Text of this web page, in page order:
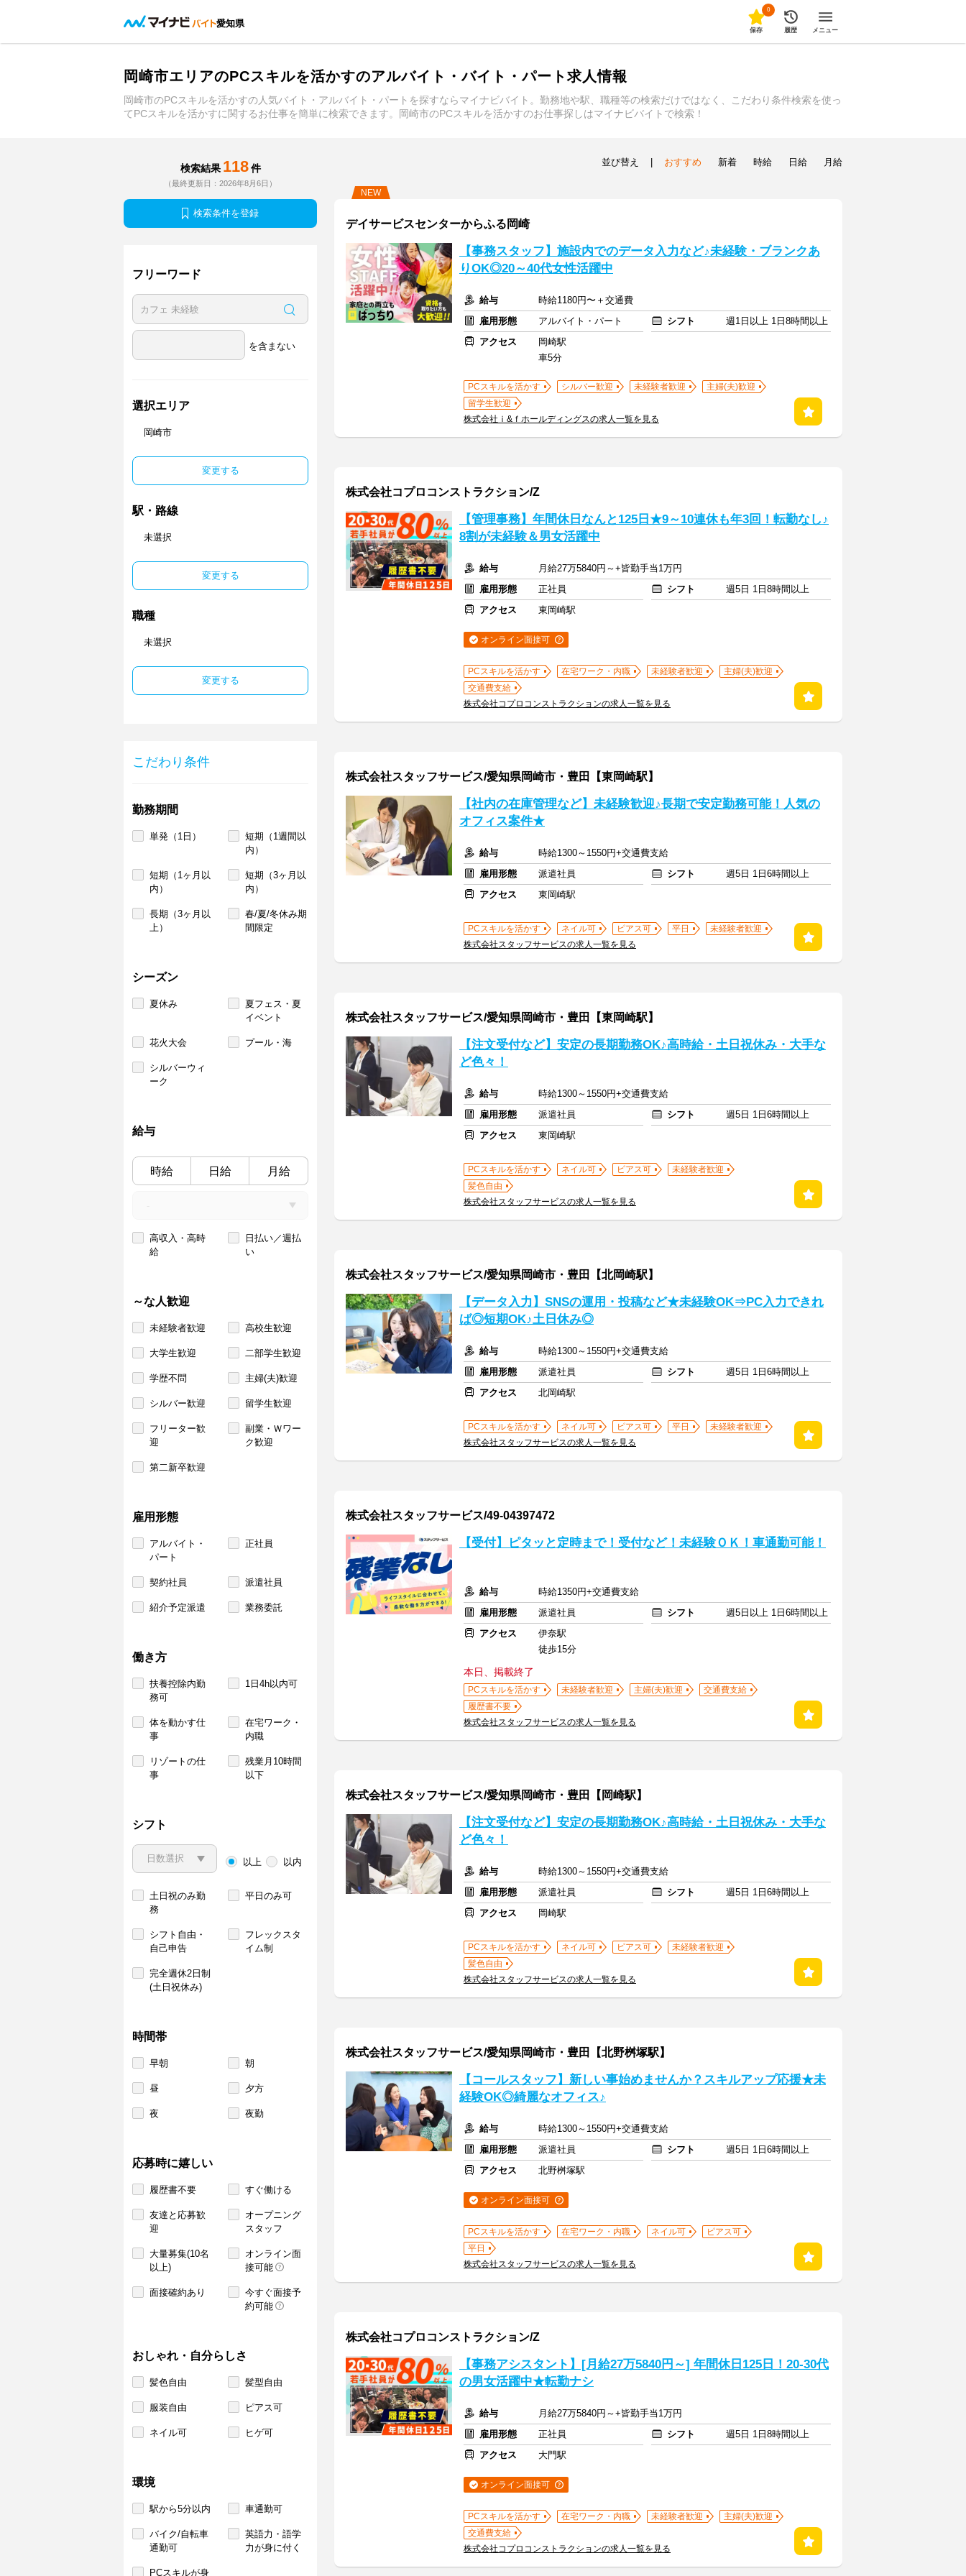
愛知県
0
保存 履歴 メニュー
岡崎市エリアのPCスキルを活かすのアルバイト・バイト・パート求人情報
岡崎市のPCスキルを活かすの人気バイト・アルバイト・パートを探すならマイナビバイト。勤務地や駅、職種等の検索だけではなく、こだわり条件検索を使っ
てPCスキルを活かすに関するお仕事を簡単に検索できます。岡崎市のPCスキルを活かすのお仕事探しはマイナビバイトで検索！
検索結果 118 件
（最終更新日：2026年8月6日）
検索条件を登録
フリーワード
を含まない
選択エリア
岡崎市
変更する
駅・路線
未選択
変更する
職種
未選択
変更する
こだわり条件
勤務期間
単発（1日）
短期（1週間以
内）
短期（1ヶ月以
内）
短期（3ヶ月以
内）
長期（3ヶ月以
上）
春/夏/冬休み期
間限定
シーズン
夏休み
夏フェス・夏
イベント
花火大会 プール・海
シルバーウィ
ーク
給与
時給 日給 月給
高収入・高時
給
日払い／週払
い
～な人歓迎
未経験者歓迎 高校生歓迎
大学生歓迎 二部学生歓迎
学歴不問 主婦(夫)歓迎
シルバー歓迎 留学生歓迎
フリーター歓
迎
副業・Ｗワー
ク歓迎
第二新卒歓迎
雇用形態
アルバイト・
パート
正社員
契約社員 派遣社員
紹介予定派遣 業務委託
働き方
扶養控除内勤
務可
1日4h以内可
体を動かす仕
事
在宅ワーク・
内職
リゾートの仕
事
残業月10時間
以下
シフト
以上 以内
土日祝のみ勤
務
平日のみ可
シフト自由・
自己申告
フレックスタ
イム制
完全週休2日制
(土日祝休み)
時間帯
早朝 朝
昼 夕方
夜 夜勤
応募時に嬉しい
履歴書不要 すぐ働ける
友達と応募歓
迎
オープニング
スタッフ
大量募集(10名
以上)
オンライン面
接可能
面接確約あり
今すぐ面接予
約可能
おしゃれ・自分らしさ
髪色自由 髪型自由
服装自由 ピアス可
ネイル可 ヒゲ可
環境
駅から5分以内 車通勤可
バイク/自転車
通勤可
英語力・語学
力が身に付く
PCスキルが身
並び替え おすすめ 新着 時給 日給 月給
NEW
デイサービスセンターからふる岡崎
【事務スタッフ】施設内でのデータ入力など♪未経験・ブランクあ
りOK◎20～40代女性活躍中
給与
時給1180円〜＋交通費
雇用形態
アルバイト・パート シフト
週1日以上 1日8時間以上
アクセス
岡崎駅
車5分
PCスキルを活かす シルバー歓迎 未経験者歓迎
主婦(夫)歓迎
留学生歓迎
株式会社ｉ&ｆホールディングスの求人一覧を見る
株式会社コプロコンストラクション/Z
【管理事務】年間休日なんと125日★9～10連休も年3回！転勤なし♪
8割が未経験＆男女活躍中
給与
月給27万5840円～+皆勤手当1万円
雇用形態
正社員 シフト
週5日 1日8時間以上
アクセス
東岡崎駅
オンライン面接可
PCスキルを活かす 在宅ワーク・内職 未経験者歓迎
主婦(夫)歓迎
交通費支給
株式会社コプロコンストラクションの求人一覧を見る
株式会社スタッフサービス/愛知県岡崎市・豊田【東岡崎駅】
【社内の在庫管理など】未経験歓迎♪長期で安定勤務可能！人気の
オフィス案件★
給与
時給1300～1550円+交通費支給
雇用形態
派遣社員 シフト
週5日 1日6時間以上
アクセス
東岡崎駅
PCスキルを活かす ネイル可 ピアス可 平日
未経験者歓迎
株式会社スタッフサービスの求人一覧を見る
株式会社スタッフサービス/愛知県岡崎市・豊田【東岡崎駅】
【注文受付など】安定の長期勤務OK♪高時給・土日祝休み・大手な
ど色々！
給与
時給1300～1550円+交通費支給
雇用形態
派遣社員 シフト
週5日 1日6時間以上
アクセス
東岡崎駅
PCスキルを活かす ネイル可 ピアス可
未経験者歓迎
髪色自由
株式会社スタッフサービスの求人一覧を見る
株式会社スタッフサービス/愛知県岡崎市・豊田【北岡崎駅】
【データ入力】SNSの運用・投稿など★未経験OK⇒PC入力できれ
ば◎短期OK♪土日休み◎
給与
時給1300～1550円+交通費支給
雇用形態
派遣社員 シフト
週5日 1日6時間以上
アクセス
北岡崎駅
PCスキルを活かす ネイル可 ピアス可 平日
未経験者歓迎
株式会社スタッフサービスの求人一覧を見る
株式会社スタッフサービス/49-04397472
【受付】ピタッと定時まで！受付など！未経験ＯＫ！車通勤可能！
給与
時給1350円+交通費支給
雇用形態
派遣社員 シフト
週5日以上 1日6時間以上
アクセス
伊奈駅
徒歩15分
本日、掲載終了
PCスキルを活かす 未経験者歓迎 主婦(夫)歓迎
交通費支給
履歴書不要
株式会社スタッフサービスの求人一覧を見る
株式会社スタッフサービス/愛知県岡崎市・豊田【岡崎駅】
【注文受付など】安定の長期勤務OK♪高時給・土日祝休み・大手な
ど色々！
給与
時給1300～1550円+交通費支給
雇用形態
派遣社員 シフト
週5日 1日6時間以上
アクセス
岡崎駅
PCスキルを活かす ネイル可 ピアス可
未経験者歓迎
髪色自由
株式会社スタッフサービスの求人一覧を見る
株式会社スタッフサービス/愛知県岡崎市・豊田【北野桝塚駅】
【コールスタッフ】新しい事始めませんか？スキルアップ応援★未
経験OK◎綺麗なオフィス♪
給与
時給1300～1550円+交通費支給
雇用形態
派遣社員 シフト
週5日 1日6時間以上
アクセス
北野桝塚駅
オンライン面接可
PCスキルを活かす 在宅ワーク・内職 ネイル可
ピアス可
平日
株式会社スタッフサービスの求人一覧を見る
株式会社コプロコンストラクション/Z
【事務アシスタント】[月給27万5840円～] 年間休日125日！20-30代
の男女活躍中★転勤ナシ
給与
月給27万5840円～+皆勤手当1万円
雇用形態
正社員 シフト
週5日 1日8時間以上
アクセス
大門駅
オンライン面接可
PCスキルを活かす 在宅ワーク・内職 未経験者歓迎
主婦(夫)歓迎
交通費支給
株式会社コプロコンストラクションの求人一覧を見る